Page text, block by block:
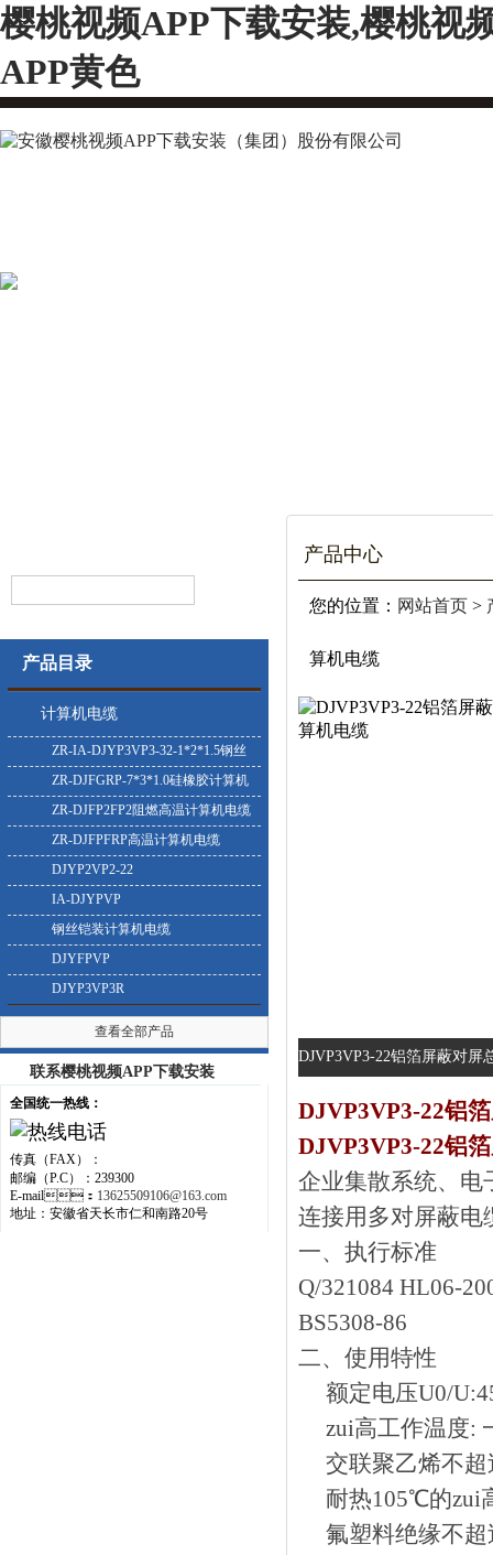
樱桃视频APP下载安装,樱桃视
APP黄色
产品目录
计算机电缆
ZR-IA-DJYP3VP3-32-1*2*1.5钢丝
铠装计算机电缆
ZR-DJFGRP-7*3*1.0硅橡胶计算机
电缆
ZR-DJFP2FP2阻燃高温计算机电缆
ZR-DJFPFRP高温计算机电缆
DJYP2VP2-22
IA-DJYPVP
钢丝铠装计算机电缆
DJYFPVP
DJYP3VP3R
查看全部产品
联系樱桃视频APP下载安装
全国统一热线：
传真（FAX）：
邮编（P.C）：239300
E-mail： 13625509106@163.com
地址：安徽省天长市仁和南路20号
产品中心
您的位置： 网站首页 >
算机电缆
DJVP3VP3-22铝箔屏蔽对屏
DJVP3VP3-22铝箔
DJVP3VP3-22铝
企业集散系统
连接用多对屏蔽电缆
一、 执行标准
Q/321084 HL06-
BS5308-86
二、使用特性
额定电压U0/
zui高工作温度:
交联聚乙烯不
耐热105℃的zui
氟塑料绝缘不